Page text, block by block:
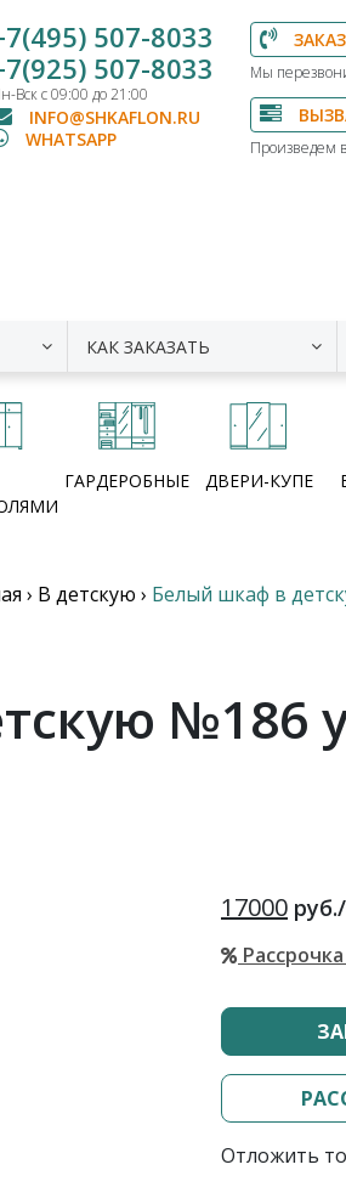
507-8033
507-8033
Вск с 09:00 до 21:00
INFO@SHKAFLON.RU
WHATSAPP
Мы
Произведем
КАК ЗАКАЗАТЬ
ГАРДЕРОБНЫЕ ДВЕРИ-КУПЕ
› В детскую › Белый шкаф в
№186
17000
Отложить